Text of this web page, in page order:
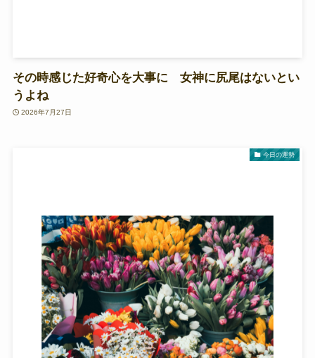
その時感じた好奇心を大事に 女神に尻尾はないとい
うよね
2026年7月27日
今日の運勢